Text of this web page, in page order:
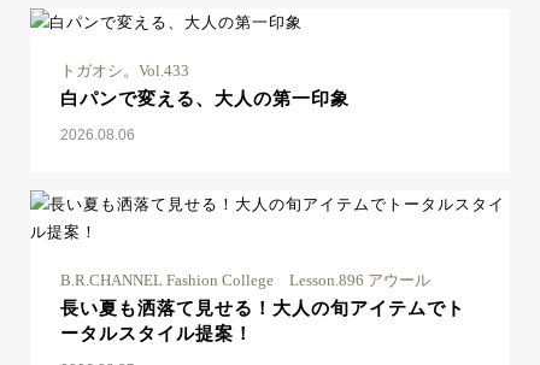
トガオシ。Vol.433
白パンで変える、大人の第一印象
2026.08.06
B.R.CHANNEL Fashion College Lesson.896 アウール
長い夏も洒落て見せる！大人の旬アイテムでト
ータルスタイル提案！